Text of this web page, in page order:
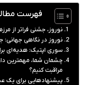
فهرست
نوروز، جشنی فراتر از
نوروز در نگاهی
سوری اپتیک: هدیه‌ای
چشمان شما، مهمترین
مراقبت کنیم؟
پیشنهادهایی برای یک